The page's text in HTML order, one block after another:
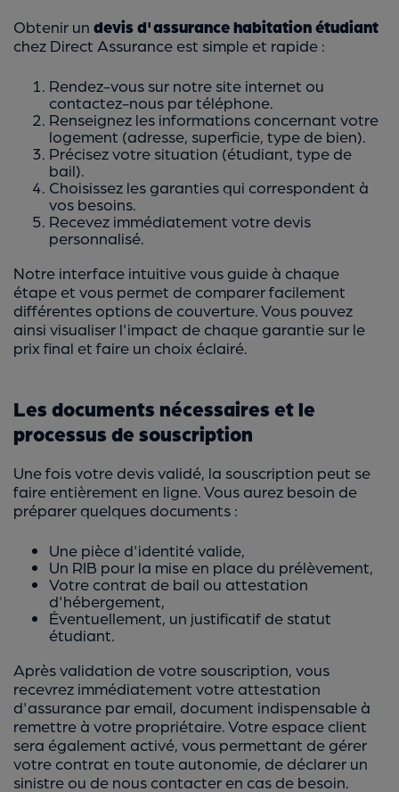
Obtenir un devis d'assurance habitation étudiant
chez Direct Assurance est simple et rapide :
Rendez-vous sur notre site internet ou
contactez-nous par téléphone.
Renseignez les informations concernant votre
logement (adresse, superficie, type de bien).
Précisez votre situation (étudiant, type de
bail).
Choisissez les garanties qui correspondent à
vos besoins.
Recevez immédiatement votre devis
personnalisé.
Notre interface intuitive vous guide à chaque
étape et vous permet de comparer facilement
différentes options de couverture. Vous pouvez
ainsi visualiser l'impact de chaque garantie sur le
prix final et faire un choix éclairé.
Les documents nécessaires et le
processus de souscription
Une fois votre devis validé, la souscription peut se
faire entièrement en ligne. Vous aurez besoin de
préparer quelques documents :
Une pièce d'identité valide,
Un RIB pour la mise en place du prélèvement,
Votre contrat de bail ou attestation
d'hébergement,
Éventuellement, un justificatif de statut
étudiant.
Après validation de votre souscription, vous
recevrez immédiatement votre attestation
d'assurance par email, document indispensable à
remettre à votre propriétaire. Votre espace client
sera également activé, vous permettant de gérer
votre contrat en toute autonomie, de déclarer un
sinistre ou de nous contacter en cas de besoin.